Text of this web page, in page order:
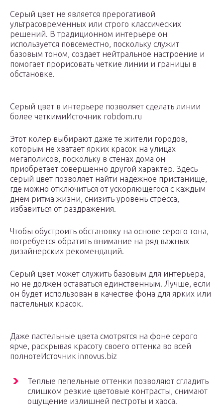
Серый цвет не является прерогативой
ультрасовременных или строго классических
решений. В традиционном интерьере он
используется повсеместно, поскольку служит
базовым тоном, создает нейтральное настроение и
помогает прорисовать четкие линии и границы в
обстановке.
Серый цвет в интерьере позволяет сделать линии
более четкимиИсточник robdom.ru
Этот колер выбирают даже те жители городов,
которым не хватает ярких красок на улицах
мегаполисов, поскольку в стенах дома он
приобретает совершенно другой характер. Здесь
серый цвет позволяет найти надежное пристанище,
где можно отключиться от ускоряющегося с каждым
днем ритма жизни, снизить уровень стресса,
избавиться от раздражения.
Чтобы обустроить обстановку на основе серого тона,
потребуется обратить внимание на ряд важных
дизайнерских рекомендаций.
Серый цвет может служить базовым для интерьера,
но не должен оставаться единственным. Лучше, если
он будет использован в качестве фона для ярких или
пастельных красок.
Даже пастельные цвета смотрятся на фоне серого
ярче, раскрывая красоту своего оттенка во всей
полнотеИсточник innovus.biz
Теплые пепельные оттенки позволяют сгладить
слишком резкие цветовые контрасты, снимают
ощущение излишней пестроты и хаоса.